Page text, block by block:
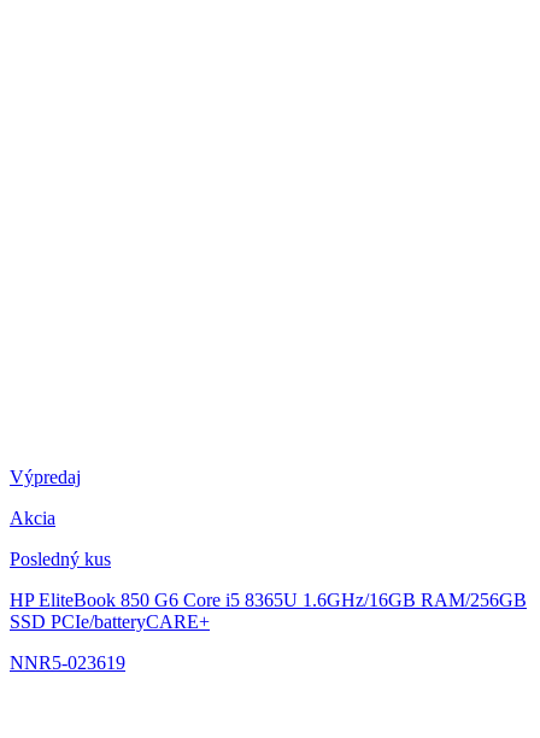
Výpredaj
Akcia
Posledný kus
HP EliteBook 850 G6 Core i5 8365U 1.6GHz/16GB RAM/256GB
SSD PCIe/batteryCARE+
NNR5-023619